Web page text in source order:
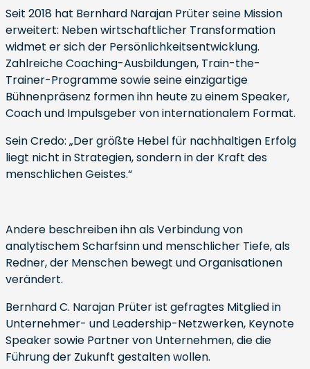
Seit 2018 hat Bernhard Narajan Prüter seine Mission
erweitert: Neben wirtschaftlicher Transformation
widmet er sich der Persönlichkeitsentwicklung.
Zahlreiche Coaching-Ausbildungen, Train-the-
Trainer-Programme sowie seine einzigartige
Bühnenpräsenz formen ihn heute zu einem Speaker,
Coach und Impulsgeber von internationalem Format.
Sein Credo: „Der größte Hebel für nachhaltigen Erfolg
liegt nicht in Strategien, sondern in der Kraft des
menschlichen Geistes.“
Andere beschreiben ihn als Verbindung von
analytischem Scharfsinn und menschlicher Tiefe, als
Redner, der Menschen bewegt und Organisationen
verändert.
Bernhard C. Narajan Prüter ist gefragtes Mitglied in
Unternehmer- und Leadership-Netzwerken, Keynote
Speaker sowie Partner von Unternehmen, die die
Führung der Zukunft gestalten wollen.